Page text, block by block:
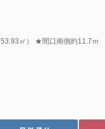
㎡） ★間口南側約11.7ｍ